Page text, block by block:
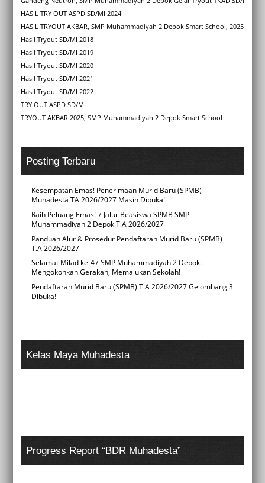
HASIL TRY OUT ASPD SD/MI 2024
HASIL TRYOUT AKBAR, SMP Muhammadiyah 2 Depok Smart School, 2025
Hasil Tryout SD/MI 2018
Hasil Tryout SD/MI 2019
Hasil Tryout SD/MI 2020
Hasil Tryout SD/MI 2021
Hasil Tryout SD/MI 2022
TRY OUT ASPD SD/MI
TRYOUT AKBAR 2025, SMP Muhammadiyah 2 Depok Smart School
Posting Terbaru
Kesempatan Emas! Penerimaan Murid Baru (SPMB)
Muhadesta TA 2026/2027 Masih Dibuka!
Raih Peluang Emas! 7 Jalur Beasiswa SPMB SMP
Muhammadiyah 2 Depok T.A 2026/2027
Panduan Alur & Prosedur Pendaftaran Murid Baru (SPMB)
T.A 2026/2027
Selamat Milad ke-47 SMP Muhammadiyah 2 Depok:
Mengokohkan Gerakan, Memajukan Sekolah!
Pendaftaran Murid Baru (SPMB) T.A 2026/2027 Gelombang 3
Dibuka!
Kelas Maya Muhadesta
Progress Report “BDR Muhadesta”